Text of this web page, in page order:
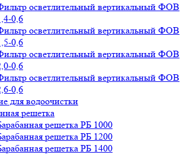
осветлительный вертикальный ФОВ
0,6
осветлительный вертикальный ФОВ
0,6
осветлительный вертикальный ФОВ
0,6
осветлительный вертикальный ФОВ
0,6
для водоочистки
решетка
решетка РБ 1000
решетка РБ 1200
решетка РБ 1400